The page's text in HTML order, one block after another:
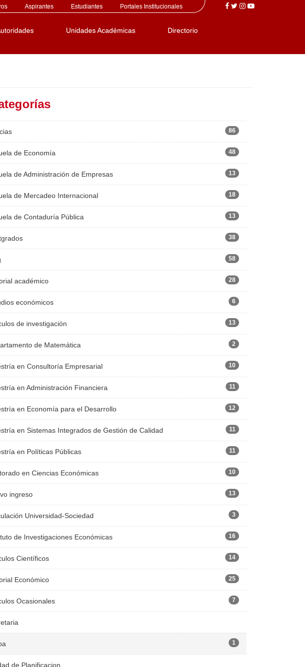
Aspirantes Estudiantes Portales Institucionales
Unidades Académicas Directorio
86
de Economía 48
de Administración de Empresas 13
de Mercadeo Internacional 18
de Contaduría Pública 13
38
58
académico 28
económicos 6
de investigación 13
de Matemática 2
en Consultoría Empresarial 10
en Administración Financiera 11
en Economía para el Desarrollo 12
en Sistemas Integrados de Gestión de Calidad 11
en Políticas Públicas 11
en Ciencias Económicas 10
ingreso 13
Universidad-Sociedad 3
de Investigaciones Económicas 16
Científicos 14
Económico 25
Ocasionales 7
1
de Planificacion